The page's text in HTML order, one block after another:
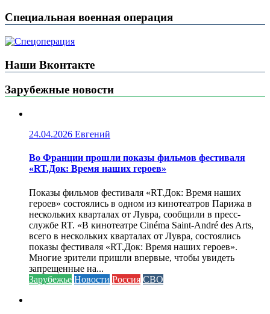
Специальная военная операция
Наши Вконтакте
Зарубежные новости
24.04.2026 Евгений
Во Франции прошли показы фильмов фестиваля
«RT.Док: Время наших героев»
Показы фильмов фестиваля «RT.Док: Время наших
героев» состоялись в одном из кинотеатров Парижа в
нескольких кварталах от Лувра, сообщили в пресс-
службе RT. «В кинотеатре Cinéma Saint-André des Arts,
всего в нескольких кварталах от Лувра, состоялись
показы фестиваля «RT.Док: Время наших героев».
Многие зрители пришли впервые, чтобы увидеть
запрещенные на...
Зарубежье Новости Россия СВО